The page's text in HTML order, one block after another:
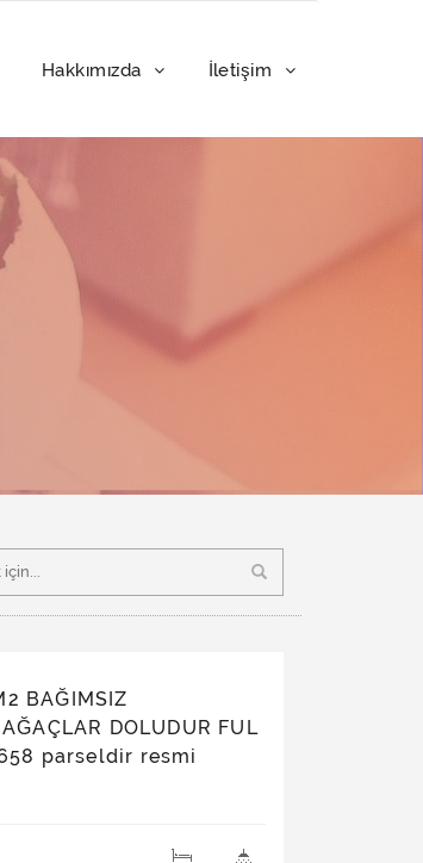
Hakkımızda İletişim
BAĞIMSIZ
DOLUDUR FUL
658 parseldir resmi